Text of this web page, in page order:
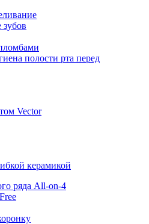
зубов
полости рта перед
Vector
керамикой
ряда All‑on‑4